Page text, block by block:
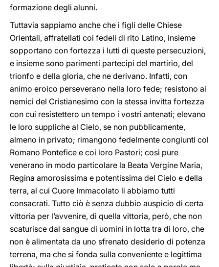
formazione degli alunni.
Tuttavia sappiamo anche che i figli delle Chiese
Orientali, affratellati coi fedeli di rito Latino, insieme
sopportano con fortezza i lutti di queste persecuzioni,
e insieme sono parimenti partecipi del martirio, del
trionfo e della gloria, che ne derivano. Infatti, con
animo eroico perseverano nella loro fede; resistono ai
nemici del Cristianesimo con la stessa invitta fortezza
con cui resistettero un tempo i vostri antenati; elevano
le loro suppliche al Cielo, se non pubblicamente,
almeno in privato; rimangono fedelmente congiunti col
Romano Pontefice e coi loro Pastori; così pure
venerano in modo particolare la Beata Vergine Maria,
Regina amorosissima e potentissima del Cielo e della
terra, al cui Cuore Immacolato li abbiamo tutti
consacrati. Tutto ciò è senza dubbio auspicio di certa
vittoria per l’avvenire, di quella vittoria, però, che non
scaturisce dal sangue di uomini in lotta tra di loro, che
non è alimentata da uno sfrenato desiderio di potenza
terrena, ma che si fonda sulla conveniente e legittima